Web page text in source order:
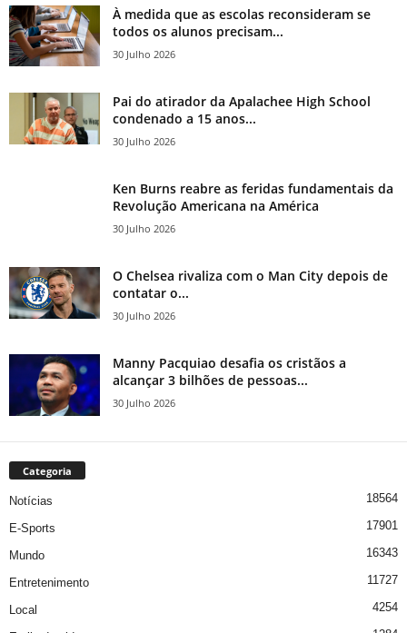
À medida que as escolas reconsideram se
todos os alunos precisam...
30 Julho 2026
Pai do atirador da Apalachee High School
condenado a 15 anos...
30 Julho 2026
Ken Burns reabre as feridas fundamentais da
Revolução Americana na América
30 Julho 2026
O Chelsea rivaliza com o Man City depois de
contatar o...
30 Julho 2026
Manny Pacquiao desafia os cristãos a
alcançar 3 bilhões de pessoas...
30 Julho 2026
Categoria
Notícias 18564
E-Sports 17901
Mundo 16343
Entretenimento 11727
Local 4254